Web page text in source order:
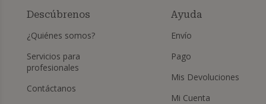
Descúbrenos
¿Quiénes somos?
Servicios para
profesionales
Contáctanos
Ayuda
Envío
Pago
Mis Devoluciones
Mi Cuenta